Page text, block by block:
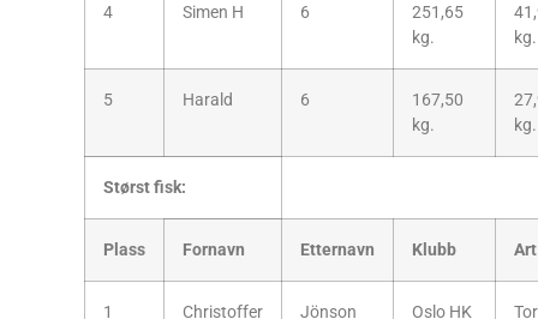
4 Simen H 6
251,65
kg.
kg.
5 Harald 6
167,50
kg.
kg.
Størst fisk:
Plass Fornavn Etternavn Klubb Art
1 Christoffer Jönson Oslo HK